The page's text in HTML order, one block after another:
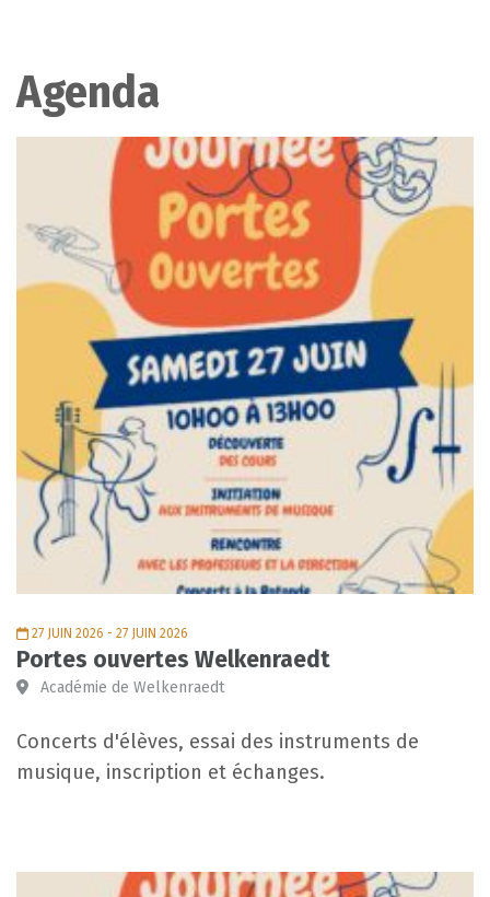
Agenda
27 JUIN 2026 - 27 JUIN 2026
Portes ouvertes Welkenraedt
Académie de Welkenraedt
Concerts d'élèves, essai des instruments de
musique, inscription et échanges.